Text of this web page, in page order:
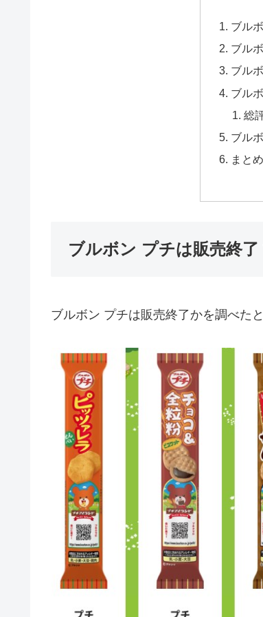
ブル
ブル
ブル
ブル
総
ブル
まとめ
ブルボン プチは販売終了
ブルボン プチは販売終了かを調べたと